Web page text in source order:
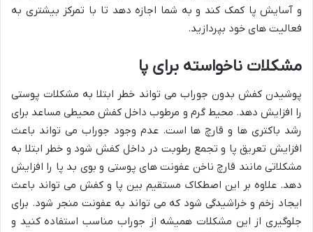
و آسایش پا کمک کند و به شما اجازه دهد تا با تمرکز بیشتری به
فعالیت های خود بپردازید.
مشکلات ناخواسته برای پا
پوشیدن کفش بدون جوراب می تواند خطر ابتلا به مشکلات پوستی
را افزایش دهد. محیط گرم و مرطوب داخل کفش محیطی مساعد برای
رشد باکتری ها و قارچ ها است. عدم وجود جوراب می تواند باعث
افزایش تعریق پا و تجمع رطوبت در داخل کفش شود و خطر ابتلا به
مشکلاتی مانند قارچ ناخن عفونت های پوستی و بوی بد پا را افزایش
دهد. علاوه بر این اصطکاک مستقیم بین پا و کفش می تواند باعث
ایجاد زخم و خراشیدگی شود که می تواند به عفونت منجر شود. برای
جلوگیری از این مشکلات همیشه از جوراب مناسب استفاده کنید و